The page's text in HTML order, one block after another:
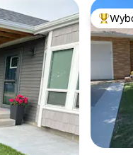
Wybór gości